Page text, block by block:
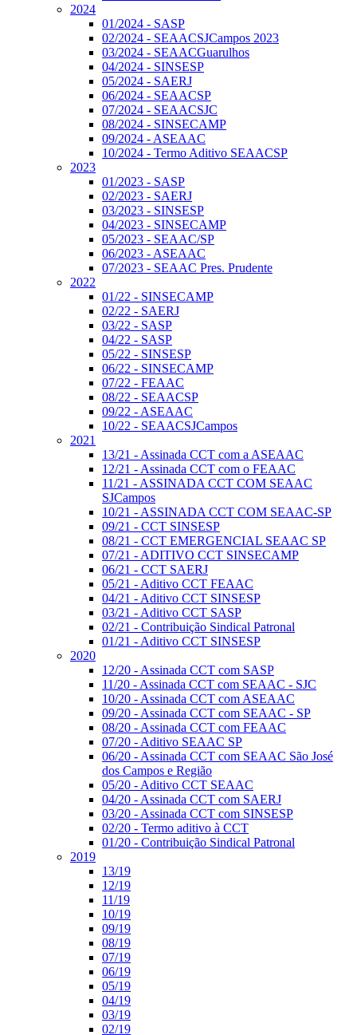
2024
01/2024 - SASP
02/2024 - SEAACSJCampos 2023
03/2024 - SEAACGuarulhos
04/2024 - SINSESP
05/2024 - SAERJ
06/2024 - SEAACSP
07/2024 - SEAACSJC
08/2024 - SINSECAMP
09/2024 - ASEAAC
10/2024 - Termo Aditivo SEAACSP
2023
01/2023 - SASP
02/2023 - SAERJ
03/2023 - SINSESP
04/2023 - SINSECAMP
05/2023 - SEAAC/SP
06/2023 - ASEAAC
07/2023 - SEAAC Pres. Prudente
2022
01/22 - SINSECAMP
02/22 - SAERJ
03/22 - SASP
04/22 - SASP
05/22 - SINSESP
06/22 - SINSECAMP
07/22 - FEAAC
08/22 - SEAACSP
09/22 - ASEAAC
10/22 - SEAACSJCampos
2021
13/21 - Assinada CCT com a ASEAAC
12/21 - Assinada CCT com o FEAAC
11/21 - ASSINADA CCT COM SEAAC
SJCampos
10/21 - ASSINADA CCT COM SEAAC-SP
09/21 - CCT SINSESP
08/21 - CCT EMERGENCIAL SEAAC SP
07/21 - ADITIVO CCT SINSECAMP
06/21 - CCT SAERJ
05/21 - Aditivo CCT FEAAC
04/21 - Aditivo CCT SINSESP
03/21 - Aditivo CCT SASP
02/21 - Contribuição Sindical Patronal
01/21 - Aditivo CCT SINSESP
2020
12/20 - Assinada CCT com SASP
11/20 - Assinada CCT com SEAAC - SJC
10/20 - Assinada CCT com ASEAAC
09/20 - Assinada CCT com SEAAC - SP
08/20 - Assinada CCT com FEAAC
07/20 - Aditivo SEAAC SP
06/20 - Assinada CCT com SEAAC São José
dos Campos e Região
05/20 - Aditivo CCT SEAAC
04/20 - Assinada CCT com SAERJ
03/20 - Assinada CCT com SINSESP
02/20 - Termo aditivo à CCT
01/20 - Contribuição Sindical Patronal
2019
13/19
12/19
11/19
10/19
09/19
08/19
07/19
06/19
05/19
04/19
03/19
02/19